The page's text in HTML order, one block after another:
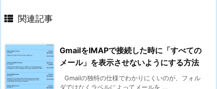
関連記事
GmailをIMAPで接続した時に「すべての
メール」を表示させないようにする方法
Gmailの独特の仕様でわかりにくいのが、フォル
ダではなくラベルによってメールを ...